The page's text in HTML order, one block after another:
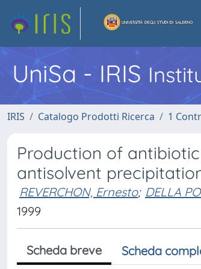
UniSa - IRIS
IRIS Catalogo Prodotti Ricerca 1
Production of
antisolvent
REVERCHON, Ernesto; DELLA
1999
Scheda breve Scheda